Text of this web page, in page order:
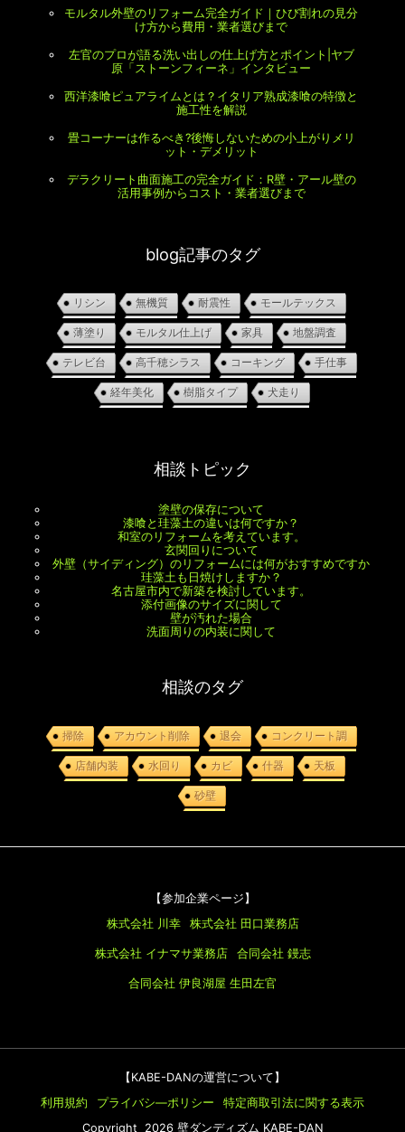
モルタル外壁のリフォーム完全ガイド｜ひび割れの見分
け方から費用・業者選びまで
左官のプロが語る洗い出しの仕上げ方とポイント|ヤブ
原「ストーンフィーネ」インタビュー
西洋漆喰ピュアライムとは？イタリア熟成漆喰の特徴と
施工性を解説
畳コーナーは作るべき?後悔しないための小上がりメリ
ット・デメリット
デラクリート曲面施工の完全ガイド：R壁・アール壁の
活用事例からコスト・業者選びまで
blog記事のタグ
リシン 無機質 耐震性 モールテックス
薄塗り モルタル仕上げ 家具 地盤調査
テレビ台 高千穂シラス コーキング 手仕事
経年美化 樹脂タイプ 犬走り
相談トピック
塗壁の保存について
漆喰と珪藻土の違いは何ですか？
和室のリフォームを考えています。
玄関回りについて
外壁（サイディング）のリフォームには何がおすすめですか
珪藻土も日焼けしますか？
名古屋市内で新築を検討しています。
添付画像のサイズに関して
壁が汚れた場合
洗面周りの内装に関して
相談のタグ
掃除 アカウント削除 退会 コンクリート調
店舗内装 水回り カビ 什器 天板
砂壁
【参加企業ページ】
株式会社 川幸
株式会社 田口業務店
株式会社 イナマサ業務店 合同会社 鏝志
合同会社 伊良湖屋 生田左官
【KABE-DANの運営について】
利用規約
プライバシ―ポリシー
特定商取引法に関する表示
Copyright 2026 壁ダンディズム KABE-DAN